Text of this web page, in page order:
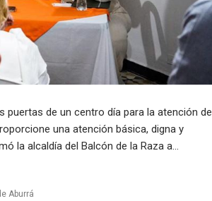
puertas de un centro día para la atención de
una atención básica, digna y
la alcaldía del Balcón de la Raza a…
Aburrá